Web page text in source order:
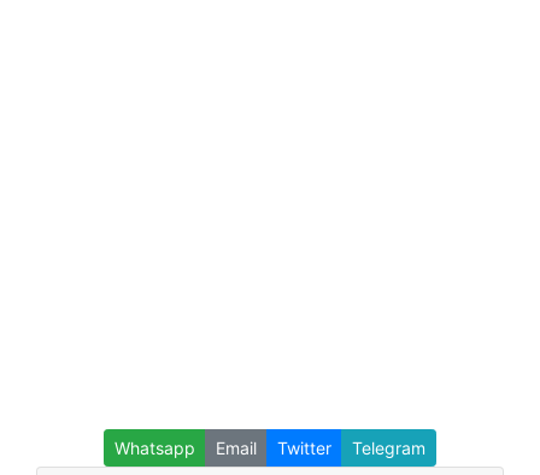
Whatsapp Email Twitter Telegram